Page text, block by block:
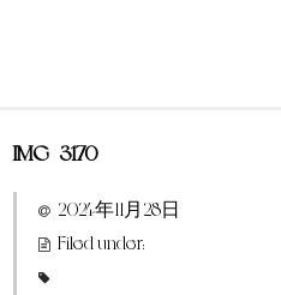
ホーム
特定商取引法に基づく表示
IMG_3170
2024年11月28日
Filed under: